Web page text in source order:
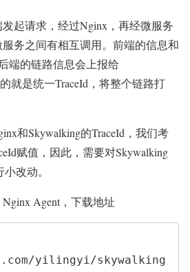
起请求，经过Nginx，再经微服务
务之间有相互调用。前端的信息和
端的链路信息会上报给
就是统一TraceId，将整个链路打
和Skywalking的TraceId，我们考
赋值，因此，需要对Skywalking
改动。
Agent，下载地址
yilingyi/skywalking